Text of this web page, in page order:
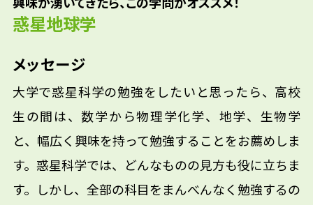
惑星地球学
メッセージ
大学で惑星科学の勉強をしたいと思ったら、高校
生の間は、数学から物理学化学、地学、生物学
と、幅広く興味を持って勉強することをお薦めしま
す。惑星科学では、どんなものの見方も役に立ちま
す。しかし、全部の科目をまんべんなく勉強するの
る自然のからくりに触れ、面白みを感じまし
あって、手で触れられそうな惑星を面白いと感
星形成論のおもしろさに圧倒され、この学問
を深く学びたいと思いました。後からわかっ
たことですが、その教授は私が中学・高校時
代に好きだった天文学の本の著者でした。
大学教員/国立研究機関研究員/大学研究員/電
機メーカー人工衛星開発/情報処理会社ソフト
開発/官公庁測量/コンサルタント会社システム
エンジニア/会計監査法人アクチュアリ||（以
上は全て、大学院[修士、博士]卒業後の進路）